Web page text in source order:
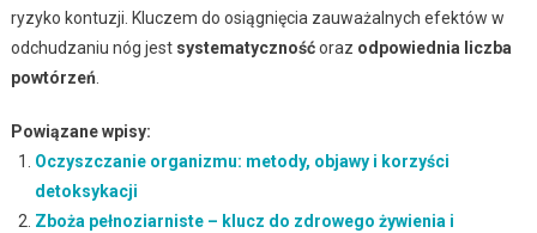
ryzyko kontuzji. Kluczem do osiągnięcia zauważalnych efektów w
odchudzaniu nóg jest systematycznośćoraz odpowiednia liczba
powtórzeń
Powiązane wpisy:
Oczyszczanie organizmu: metody, objawy i korzyści
detoksykacji
Zboża pełnoziarniste – klucz do zdrowego żywienia i